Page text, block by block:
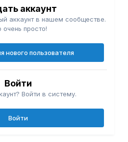
аккаунт
аккаунт в нашем сообществе.
очень просто!
нового пользователя
Войти
Войти в систему.
Войти